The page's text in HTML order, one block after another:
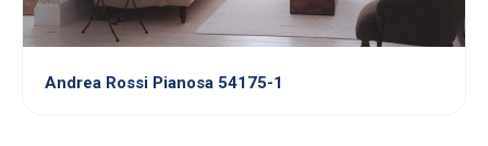
Andrea Rossi Pianosa 54175-1